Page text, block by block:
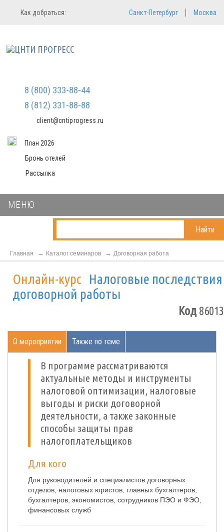
Регистрация
Мы не передаем ваши данные
третьим лицам и не рассылаем
Вход в систему
Как добраться: Санкт-Петербург Москва
8 (800) 333-88-44
8 (812) 331-88-88
client@cntiprogress.ru
План 2026
Бронь отелей
Рассылка
МЕНЮ
Найти
Главная Каталог семинаров Договорная работа
Онлайн-курс Налоговые последствия
договорной работы
Код86013
О мероприятии Также по теме
В программе рассматриваются
актуальные методы и инструменты
налоговой оптимизации, налоговые
выгоды и риски договорной
деятельности, а также законные
способы защиты прав
налогоплательщиков
Для кого
Для руководителей и специалистов договорных
отделов, налоговых юристов, главных бухгалтеров,
бухгалтеров, экономистов, сотрудников ПЭО и ФЭО,
финансовых служб